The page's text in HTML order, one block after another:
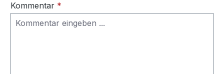
Kommentar *